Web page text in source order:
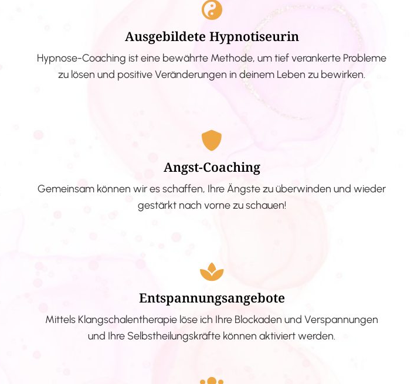
Ausgebildete Hypnotiseurin
Hypnose-Coaching ist eine bewährte Methode, um tief verankerte Probleme
zu lösen und positive Veränderungen in deinem Leben zu bewirken.
Angst-Coaching
Gemeinsam können wir es schaffen, Ihre Ängste zu überwinden und wieder
gestärkt nach vorne zu schauen!
Entspannungsangebote
Mittels Klangschalentherapie löse ich Ihre Blockaden und Verspannungen
und Ihre Selbstheilungskräfte können aktiviert werden.